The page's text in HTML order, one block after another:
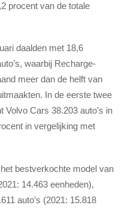
procent van de totale
daalden met 18,6
waarbij Recharge-
meer dan de helft van
In de eerste twee
Cars 38.203 auto’s in
in vergelijking met
bestverkochte model van
14.463 eenheden),
auto’s (2021: 15.818